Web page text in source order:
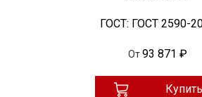
ГОСТ: ГОСТ 2590-
От93 871 ₽
Купить